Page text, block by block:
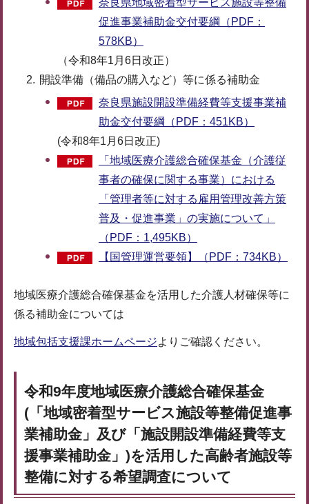
促進事業補助金交付要綱（PDF：
578KB）
（令和8年1月6日改正）
開設準備（備品の購入など）等に係る補助金
奈良県施設開設準備経費等支援事業補
助金交付要綱（PDF：451KB）
(令和8年1月6日改正)
「地域医療介護総合確保基金（介護従
事者の確保に関する事業）における
「管理者等に対する雇用管理改善方策
普及・促進事業」の実施について」
（PDF：1,495KB）
【国管理運営要領】（PDF：734KB）
地域医療介護総合確保基金を活用した介護人材確保等に
係る補助金については
地域包括支援課ホームページよりご確認ください。
令和9年度地域医療介護総合確保基金
(「地域密着型サービス施設等整備促進事
業補助金」及び「施設開設準備経費等支
援事業補助金」)を活用した高齢者施設等
整備に対する希望調査について